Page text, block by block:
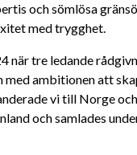
och sömlösa
med trygghet.
när tre ledande
med ambitionen att
vi till Norge
och samlades